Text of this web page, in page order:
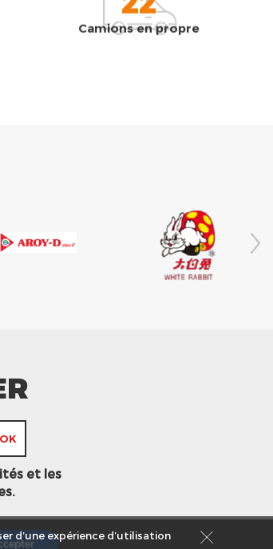
Camions en propre
et les
d’une expérience d’utilisation